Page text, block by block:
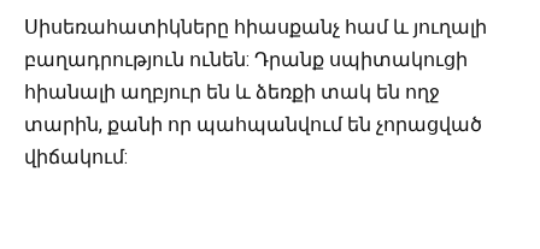
Սիսեռահատիկները հիասքանչ համ և յուղալի
բաղադրություն ունեն: Դրանք սպիտակուցի
հիանալի աղբյուր են և ձեռքի տակ են ողջ
տարին, քանի որ պահպանվում են չորացված
վիճակում: